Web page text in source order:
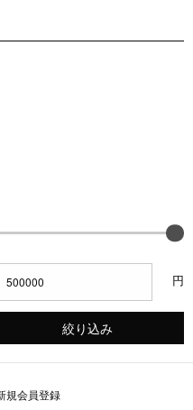
円
絞り込み
規会員登録